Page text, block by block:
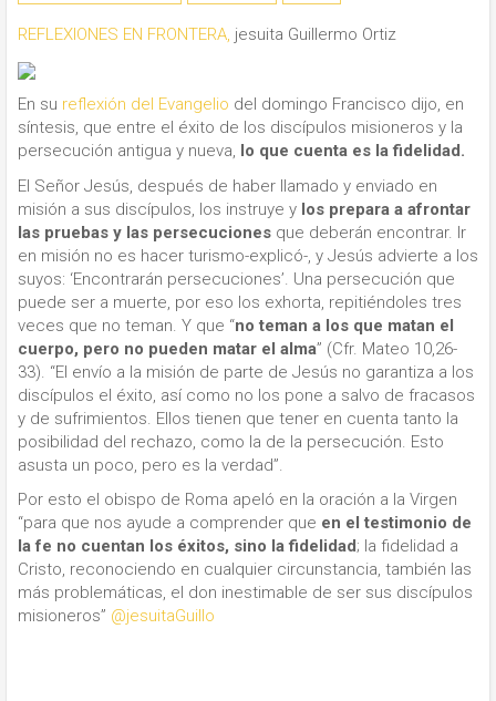
REFLEXIONES EN FRONTERA, jesuita Guillermo Ortiz
En su reflexión del Evangelio del domingo Francisco dijo, en
síntesis, que entre el éxito de los discípulos misioneros y la
persecución antigua y nueva, lo que cuenta es la fidelidad.
El Señor Jesús, después de haber llamado y enviado en
misión a sus discípulos, los instruye y los prepara a afrontar
las pruebas y las persecuciones que deberán encontrar. Ir
en misión no es hacer turismo-explicó-, y Jesús advierte a los
suyos: ‘Encontrarán persecuciones’. Una persecución que
puede ser a muerte, por eso los exhorta, repitiéndoles tres
veces que no teman. Y que “no teman a los que matan el
cuerpo, pero no pueden matar el alma” (Cfr. Mateo 10,26-
33). “El envío a la misión de parte de Jesús no garantiza a los
discípulos el éxito, así como no los pone a salvo de fracasos
y de sufrimientos. Ellos tienen que tener en cuenta tanto la
posibilidad del rechazo, como la de la persecución. Esto
asusta un poco, pero es la verdad”.
Por esto el obispo de Roma apeló en la oración a la Virgen
“para que nos ayude a comprender que en el testimonio de
la fe no cuentan los éxitos, sino la fidelidad; la fidelidad a
Cristo, reconociendo en cualquier circunstancia, también las
más problemáticas, el don inestimable de ser sus discípulos
misioneros” @jesuitaGuillo